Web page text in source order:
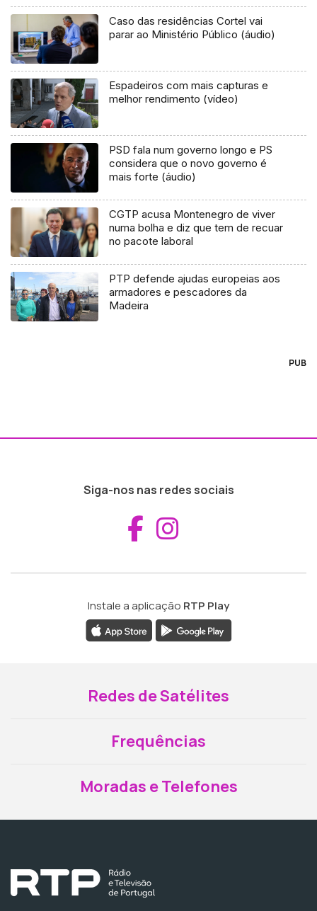
Caso das residências Cortel vai
parar ao Ministério Público (áudio)
Espadeiros com mais capturas e
melhor rendimento (vídeo)
PSD fala num governo longo e PS
considera que o novo governo é
mais forte (áudio)
CGTP acusa Montenegro de viver
numa bolha e diz que tem de recuar
no pacote laboral
PTP defende ajudas europeias aos
armadores e pescadores da
Madeira
PUB
Siga-nos nas redes sociais
Aceder ao
Instale a aplicação RTP Play
Redes de Satélites
Frequências
Moradas e Telefones